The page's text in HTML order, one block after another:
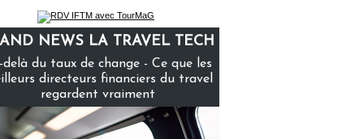
librairie du voyage
NEWS LA TRAVEL TECH
delà du taux de change - Ce que les
directeurs financiers du travel
regardent vraiment